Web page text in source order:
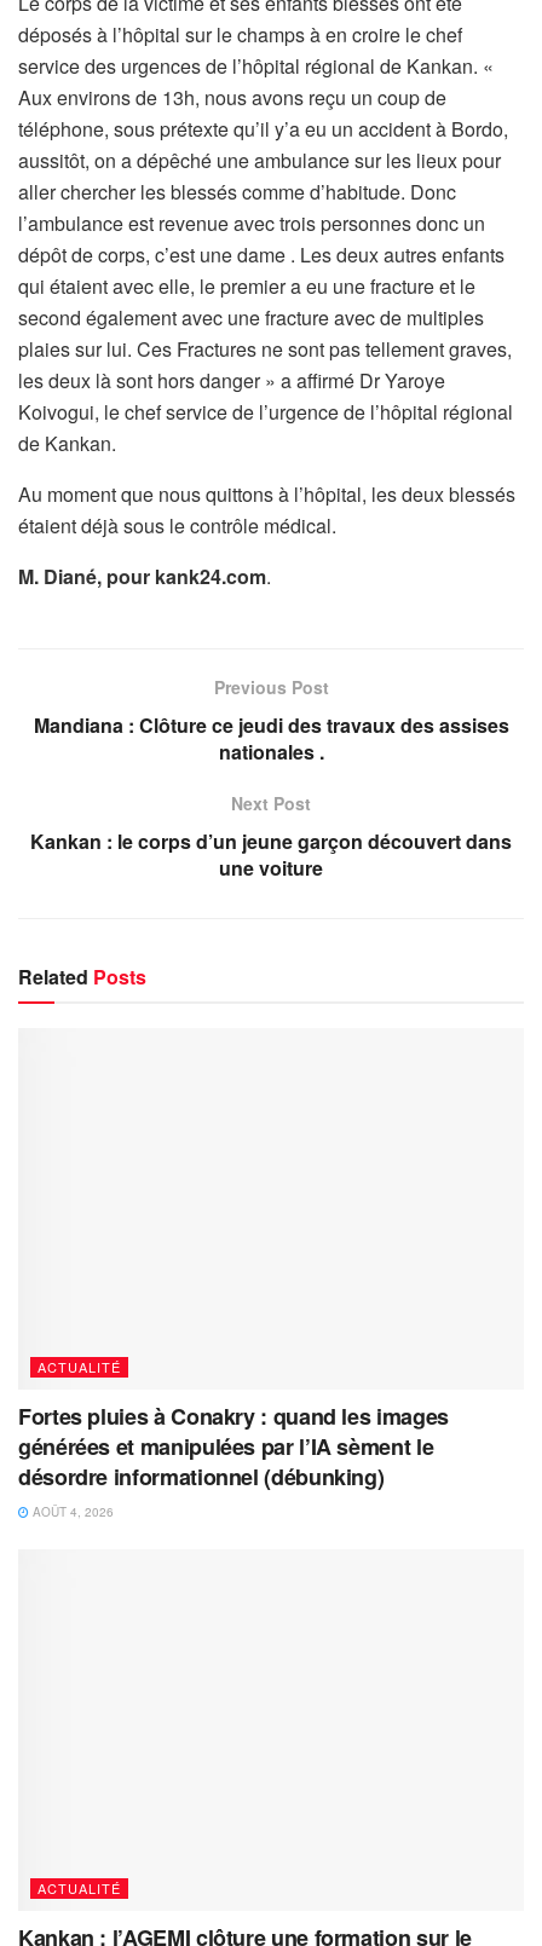
déposés à l’hôpital sur le champs à en croire le chef
service des urgences de l’hôpital régional de Kankan. «
Aux environs de 13h, nous avons reçu un coup de
téléphone, sous prétexte qu’il y’a eu un accident à Bordo,
aussitôt, on a dépêché une ambulance sur les lieux pour
aller chercher les blessés comme d’habitude. Donc
l’ambulance est revenue avec trois personnes donc un
dépôt de corps, c’est une dame . Les deux autres enfants
qui étaient avec elle, le premier a eu une fracture et le
second également avec une fracture avec de multiples
plaies sur lui. Ces Fractures ne sont pas tellement graves,
les deux là sont hors danger » a affirmé Dr Yaroye
Koivogui, le chef service de l’urgence de l’hôpital régional
de Kankan.
Au moment que nous quittons à l’hôpital, les deux blessés
étaient déjà sous le contrôle médical.
M. Diané, pour kank24.com.
Previous Post
Mandiana : Clôture ce jeudi des travaux des assises
nationales .
Next Post
Kankan : le corps d’un jeune garçon découvert dans
une voiture
Related Posts
ACTUALITÉ
Fortes pluies à Conakry : quand les images
générées et manipulées par l’IA sèment le
désordre informationnel (débunking)
AOÛT 4, 2026
ACTUALITÉ
Kankan : l’AGEMI clôture une formation sur le